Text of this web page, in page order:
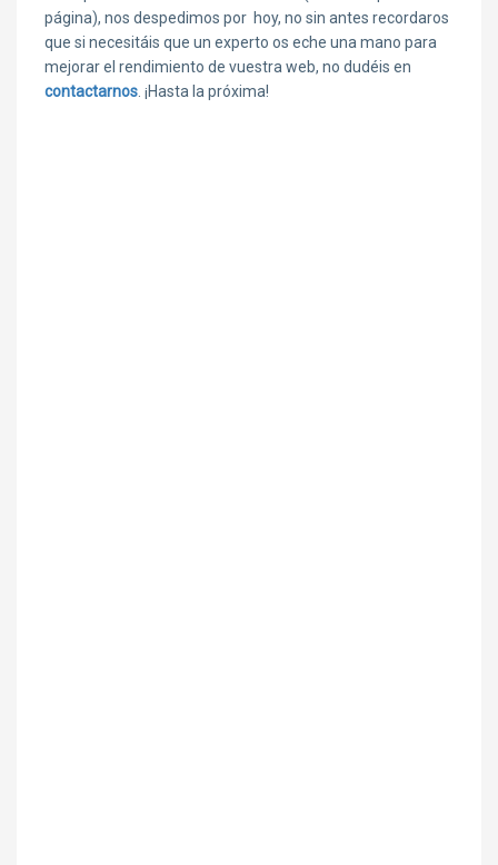
página), nos despedimos por hoy, no sin antes recordaros
que si necesitáis que un experto os eche una mano para
mejorar el rendimiento de vuestra web, no dudéis en
contactarnos. ¡Hasta la próxima!